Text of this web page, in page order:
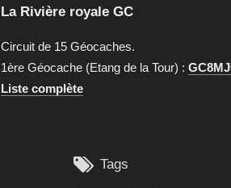
La Rivière royale GC
Circuit de 15 Géocaches.
1ère Géocache (Etang de la Tour) :
Liste complète
 Tags